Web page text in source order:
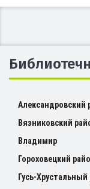
Александровский
Вязниковский
Владимир
Гороховецкий
Гусь-Хрустальный